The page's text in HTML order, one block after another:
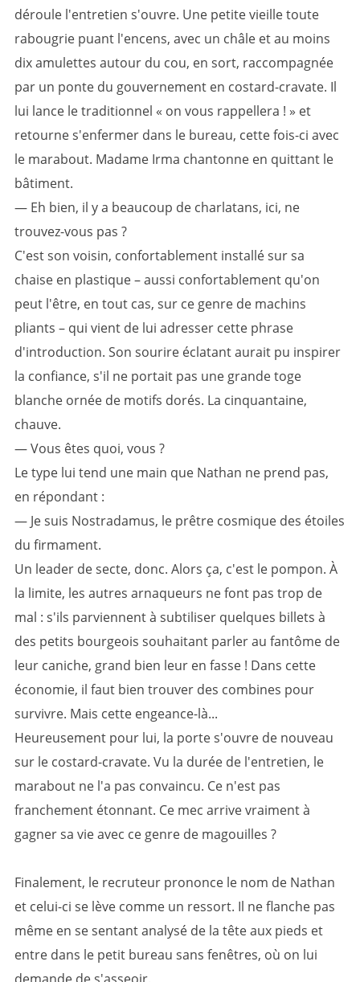
déroule l'entretien s'ouvre. Une petite vieille toute
rabougrie puant l'encens, avec un châle et au moins
dix amulettes autour du cou, en sort, raccompagnée
par un ponte du gouvernement en costard-cravate. Il
lui lance le traditionnel « on vous rappellera ! » et
retourne s'enfermer dans le bureau, cette fois-ci avec
le marabout. Madame Irma chantonne en quittant le
bâtiment.
— Eh bien, il y a beaucoup de charlatans, ici, ne
trouvez-vous pas ?
C'est son voisin, confortablement installé sur sa
chaise en plastique – aussi confortablement qu'on
peut l'être, en tout cas, sur ce genre de machins
pliants – qui vient de lui adresser cette phrase
d'introduction. Son sourire éclatant aurait pu inspirer
la confiance, s'il ne portait pas une grande toge
blanche ornée de motifs dorés. La cinquantaine,
chauve.
— Vous êtes quoi, vous ?
Le type lui tend une main que Nathan ne prend pas,
en répondant :
— Je suis Nostradamus, le prêtre cosmique des étoiles
du firmament.
Un leader de secte, donc. Alors ça, c'est le pompon. À
la limite, les autres arnaqueurs ne font pas trop de
mal : s'ils parviennent à subtiliser quelques billets à
des petits bourgeois souhaitant parler au fantôme de
leur caniche, grand bien leur en fasse ! Dans cette
économie, il faut bien trouver des combines pour
survivre. Mais cette engeance-là...
Heureusement pour lui, la porte s'ouvre de nouveau
sur le costard-cravate. Vu la durée de l'entretien, le
marabout ne l'a pas convaincu. Ce n'est pas
franchement étonnant. Ce mec arrive vraiment à
gagner sa vie avec ce genre de magouilles ?
Finalement, le recruteur prononce le nom de Nathan
et celui-ci se lève comme un ressort. Il ne flanche pas
même en se sentant analysé de la tête aux pieds et
entre dans le petit bureau sans fenêtres, où on lui